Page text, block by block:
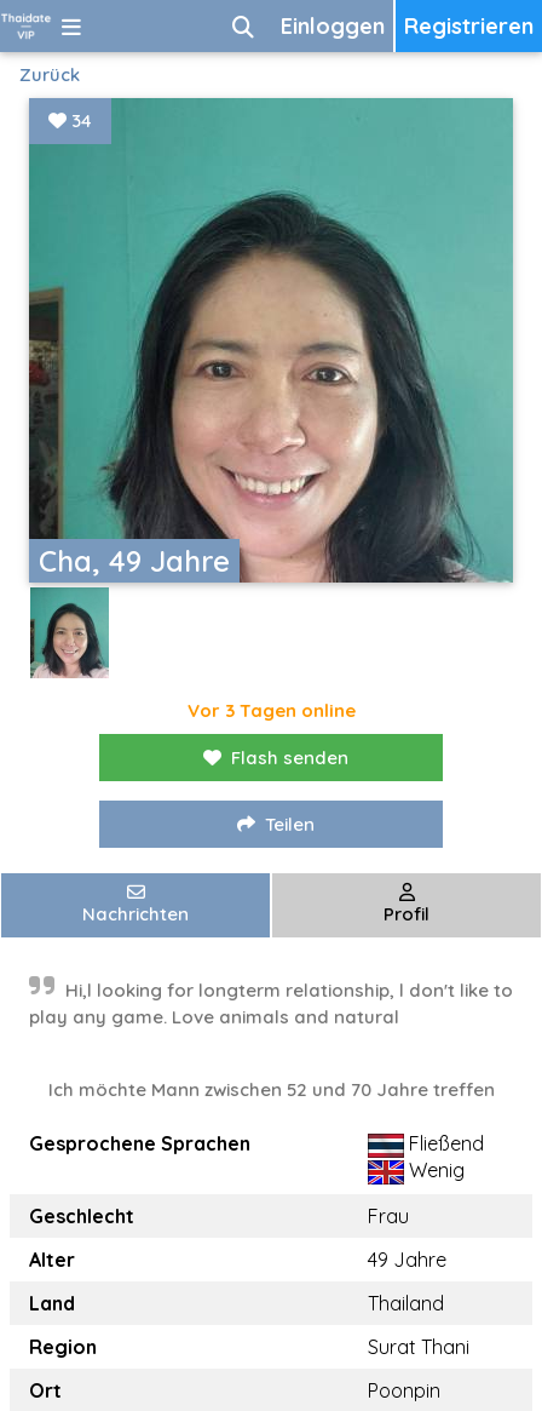
Registrieren
Einloggen
Zurück
Cha, 49 Jahre
34
Vor 3 Tagen online
Flash senden
Teilen
Nachrichten Profil
Hi,l looking for longterm relationship, l don't like to
play any game. Love animals and natural
Ich möchte Mann zwischen 52 und 70 Jahre treffen
Gesprochene Sprachen
Fließend
Wenig
Geschlecht
Frau
Alter
49 Jahre
Land
Thailand
Region
Surat Thani
Ort
Poonpin